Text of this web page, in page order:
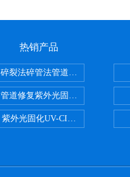
热销产品
碎裂法碎管法管道修复技术
管道修复紫外光固化修复CIPP内
紫外光固化UV-CIPP修复管道非